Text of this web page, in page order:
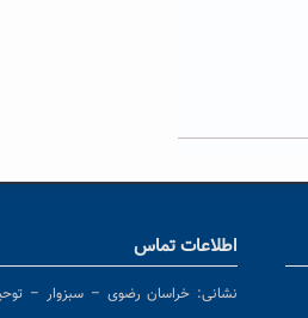
اطلاعات تماس
نشانی: خراسان رضوی – سبزوار –